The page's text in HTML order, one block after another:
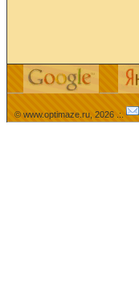
© www.optimaze.ru, 2026 .:.